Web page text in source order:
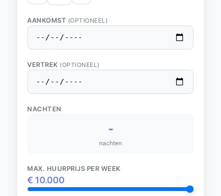
AANKOMST (OPTIONEEL)
VERTREK (OPTIONEEL)
NACHTEN
-
nachten
MAX. HUURPRIJS PER WEEK
€ 10.000